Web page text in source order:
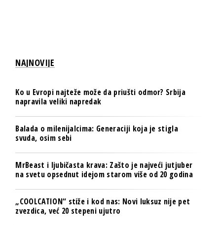
NAJNOVIJE
Ko u Evropi najteže može da priušti odmor? Srbija
napravila veliki napredak
Balada o milenijalcima: Generaciji koja je stigla
svuda, osim sebi
MrBeast i ljubičasta krava: Zašto je najveći jutjuber
na svetu opsednut idejom starom više od 20 godina
„COOLCATION“ stiže i kod nas: Novi luksuz nije pet
zvezdica, već 20 stepeni ujutro